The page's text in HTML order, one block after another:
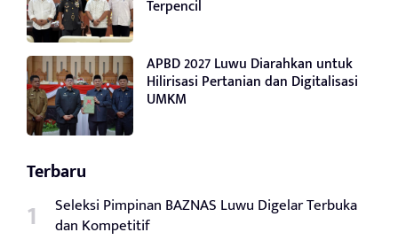
Terpencil
APBD 2027 Luwu Diarahkan untuk
Hilirisasi Pertanian dan Digitalisasi
UMKM
Terbaru
Seleksi Pimpinan BAZNAS Luwu Digelar Terbuka
dan Kompetitif